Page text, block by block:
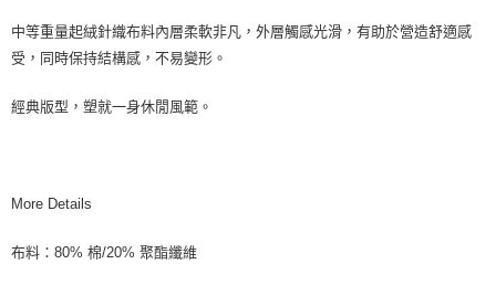
中等重量起絨針織布料內層柔軟非凡，外層觸感光滑，有助於營造舒適感
受，同時保持結構感，不易變形。
經典版型，塑就一身休閒風範。
More Details
布料：80% 棉/20% 聚酯纖維